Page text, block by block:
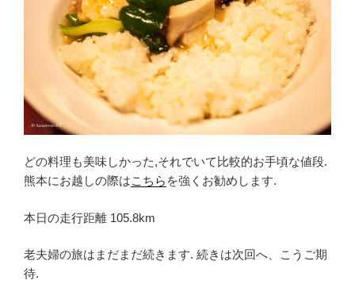
どの料理も美味しかった,それでいて比較的お手頃な値段.
熊本にお越しの際はこちら を強くお勧めします.
本日の走行距離 105.8km
老夫婦の旅はまだまだ続きます. 続きは次回へ、こうご期
待.